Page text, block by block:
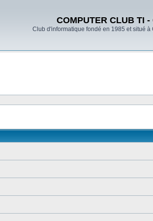
COMPUTER CLUB TI -
Club d'informatique fondé en 1985 et situé à